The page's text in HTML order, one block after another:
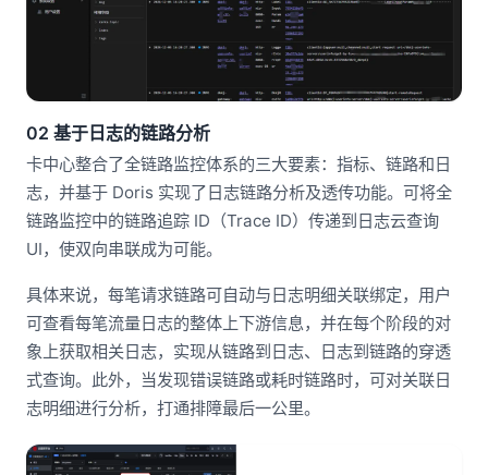
02 基于日志的链路分析
卡中心整合了全链路监控体系的三大要素：指标、链路和日
志，并基于 Doris 实现了日志链路分析及透传功能。可将全
链路监控中的链路追踪 ID（Trace ID）传递到日志云查询
UI，使双向串联成为可能。
具体来说，每笔请求链路可自动与日志明细关联绑定，用户
可查看每笔流量日志的整体上下游信息，并在每个阶段的对
象上获取相关日志，实现从链路到日志、日志到链路的穿透
式查询。此外，当发现错误链路或耗时链路时，可对关联日
志明细进行分析，打通排障最后一公里。